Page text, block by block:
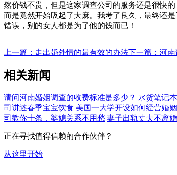
然价钱不贵，但是这家调查公司的服务还是很快
而是竟然开始吸起了大麻。我考了良久，最终还
错误，别的女人都是为了他的钱而已！
上一篇：走出婚外情的最有效的办法下一篇：河南
相关新闻
请问河南婚姻调查的收费标准是多少？ 水货笔记
司讲述春季宝宝饮食 美国一大学开设如何经营婚
司教你十条，婆媳关系不用愁 妻子出轨丈夫不离
正在寻找值得信赖的合作伙伴？
从这里开始